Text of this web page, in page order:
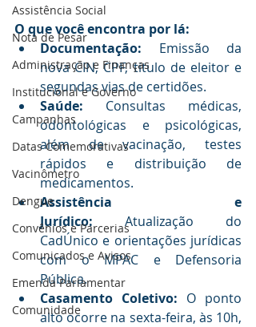
Assistência Social
Nota de Pesar
Administração e Finanças
Institucional e Governo
Campanhas
Datas Comemorativas
Vacinômetro
Dengue
Convênios e Parcerias
Comunicados e Avisos
Emenda Parlamentar
Comunidade
O que você encontra por lá:
Documentação: Emissão da
nova CIN, CPF, título de eleitor e
segundas vias de certidões.
Saúde: Consultas médicas,
odontológicas e psicológicas,
além de vacinação, testes
rápidos e distribuição de
medicamentos.
Assistência e
Jurídico: Atualização do
CadÚnico e orientações jurídicas
com o MPAC e Defensoria
Pública.
Casamento Coletivo: O ponto
alto ocorre na sexta-feira, às 10h,